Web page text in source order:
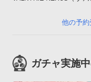
他の予約
ガチャ実施